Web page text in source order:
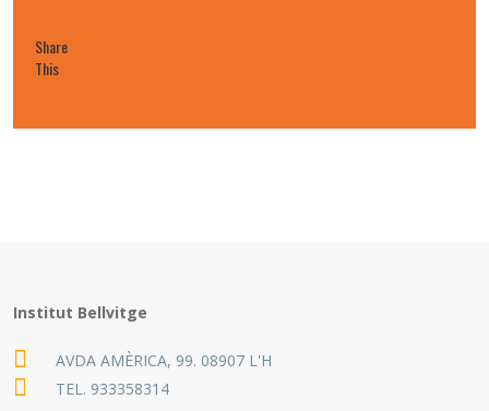
Share
This
Institut Bellvitge
AVDA AMÈRICA, 99. 08907 L'H
TEL. 933358314